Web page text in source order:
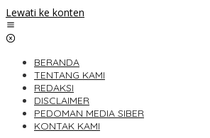
Lewati ke konten
BERANDA
TENTANG KAMI
REDAKSI
DISCLAIMER
PEDOMAN MEDIA SIBER
KONTAK KAMI